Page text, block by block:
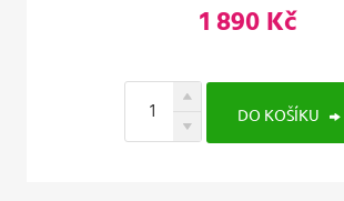
1 890 Kč
DO KOŠÍKU